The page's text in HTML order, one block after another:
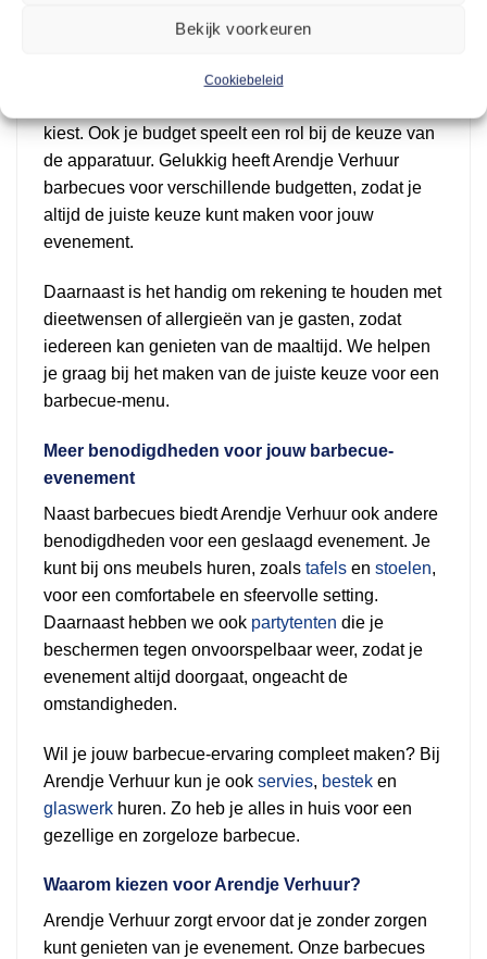
Bekijk voorkeuren
Cookiebeleid
is het belangrijk om te bedenken hoeveel gasten je
kiest. Ook je budget speelt een rol bij de keuze van
de apparatuur. Gelukkig heeft Arendje Verhuur
barbecues voor verschillende budgetten, zodat je
altijd de juiste keuze kunt maken voor jouw
evenement.
Daarnaast is het handig om rekening te houden met
dieetwensen of allergieën van je gasten, zodat
iedereen kan genieten van de maaltijd. We helpen
je graag bij het maken van de juiste keuze voor een
barbecue-menu.
Meer benodigdheden voor jouw barbecue-
evenement
Naast barbecues biedt Arendje Verhuur ook andere
benodigdheden voor een geslaagd evenement. Je
kunt bij ons meubels huren, zoals tafels en stoelen,
voor een comfortabele en sfeervolle setting.
Daarnaast hebben we ook partytenten die je
beschermen tegen onvoorspelbaar weer, zodat je
evenement altijd doorgaat, ongeacht de
omstandigheden.
Wil je jouw barbecue-ervaring compleet maken? Bij
Arendje Verhuur kun je ook servies, bestek en
glaswerk huren. Zo heb je alles in huis voor een
gezellige en zorgeloze barbecue.
Waarom kiezen voor Arendje Verhuur?
Arendje Verhuur zorgt ervoor dat je zonder zorgen
kunt genieten van je evenement. Onze barbecues